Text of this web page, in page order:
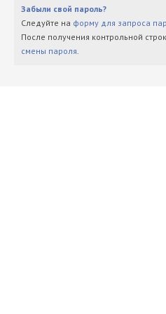
Забыли свой пароль?
Следуйте на форму для запроса
После получения контрольной
смены пароля.